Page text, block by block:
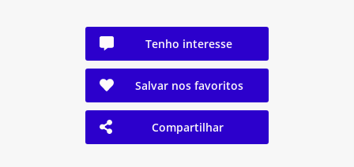
Tenho interesse
Salvar nos favoritos
Compartilhar